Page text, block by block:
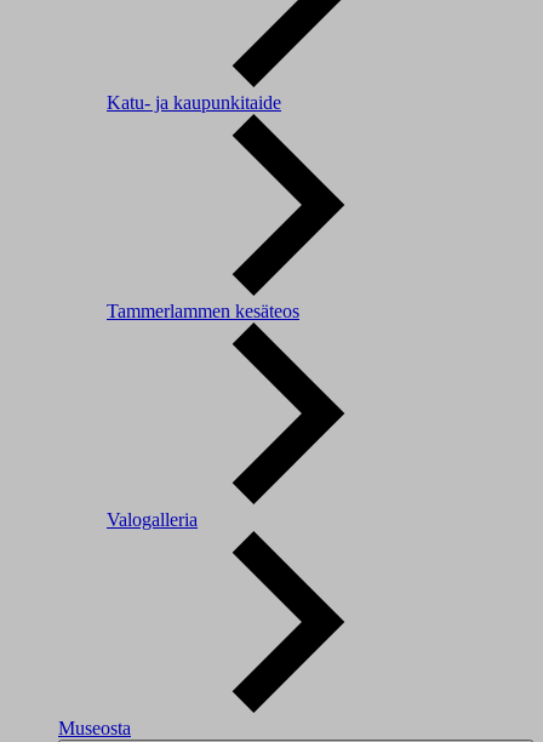
Katu- ja kaupunkitaide
Tammerlammen kesäteos
Valogalleria
Museosta